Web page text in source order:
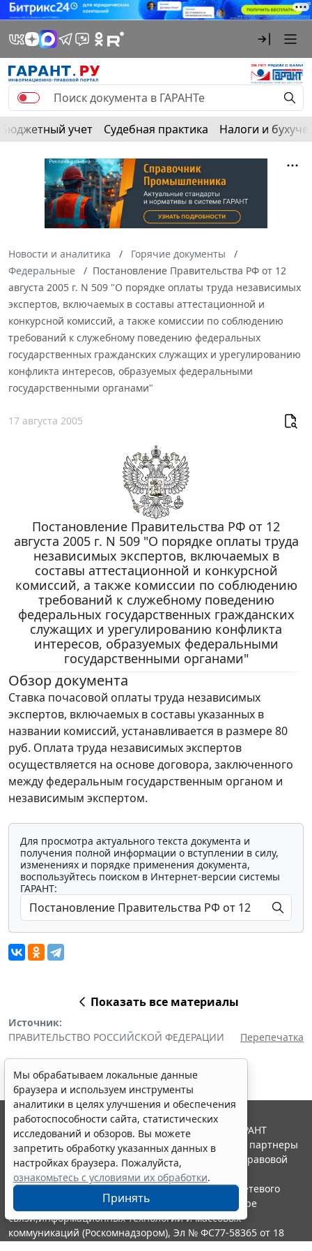
Бюджетный учет Судебная практика Налоги и
Новости и аналитика
Горячие документы
Федеральные
Постановление Правительства РФ от 12
августа 2005 г. N 509 "О порядке оплаты труда независимых
экспертов, включаемых в составы аттестационной и
конкурсной комиссий, а также комиссии по соблюдению
требований к служебному поведению федеральных
государственных гражданских служащих и урегулированию
конфликта интересов, образуемых федеральными
государственными органами"
17 августа 2005
Постановление Правительства РФ от 12
августа 2005 г. N 509 "О порядке оплаты труда
независимых экспертов, включаемых в
составы аттестационной и конкурсной
комиссий, а также комиссии по соблюдению
требований к служебному поведению
федеральных государственных гражданских
служащих и урегулированию конфликта
интересов, образуемых федеральными
государственными органами"
Обзор документа
Ставка почасовой оплаты труда независимых
экспертов, включаемых в составы указанных в
названии комиссий, устанавливается в размере 80
руб. Оплата труда независимых экспертов
осуществляется на основе договора, заключенного
между федеральным государственным органом и
независимым экспертом.
Для просмотра актуального текста документа и
получения полной информации о вступлении в силу,
изменениях и порядке применения документа,
воспользуйтесь поиском в Интернет-версии системы
ГАРАНТ:
Показать все материалы
Источник:
ПРАВИТЕЛЬСТВО РОССИЙСКОЙ ФЕДЕРАЦИИ
Перепечатка
Мы обрабатываем локальные данные
браузера и используем инструменты
аналитики в целях улучшения и обеспечения
работоспособности сайта, статистических
исследований и обзоров. Вы можете
запретить обработку указанных данных в
настройках браузера. Пожалуйста,
ознакомьтесь с условиями их обработки.
Принять
© ООО "НПП "ГАРАНТ-СЕРВИС", 2026. Система ГАРАНТ
выпускается с 1990 года. Компания "Гарант" и ее партнеры
являются участниками Российской ассоциации правовой
информации ГАРАНТ.
Портал ГАРАНТ.РУ зарегистрирован в качестве сетевого
издания Федеральной службой по надзору в сфере
связи,информационных технологий и массовых
коммуникаций (Роскомнадзором), Эл № ФС77-58365 от 18